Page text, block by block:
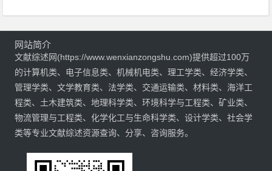
网站简介
文献综述网(https://www.wenxianzongshu.com)提供超过100万
的计算机类、电子信息类、机械机电类、理工学类、经济学类、
管理学类、文学教育类、法学类、交通运输类、材料类、海洋工
程类、土木建筑类、地理科学类、环境科学与工程类、矿业类、
物流管理与工程类、化学化工与生命科学类、设计学类、社会学
类等专业文献综述资源查询、分享、咨询服务。